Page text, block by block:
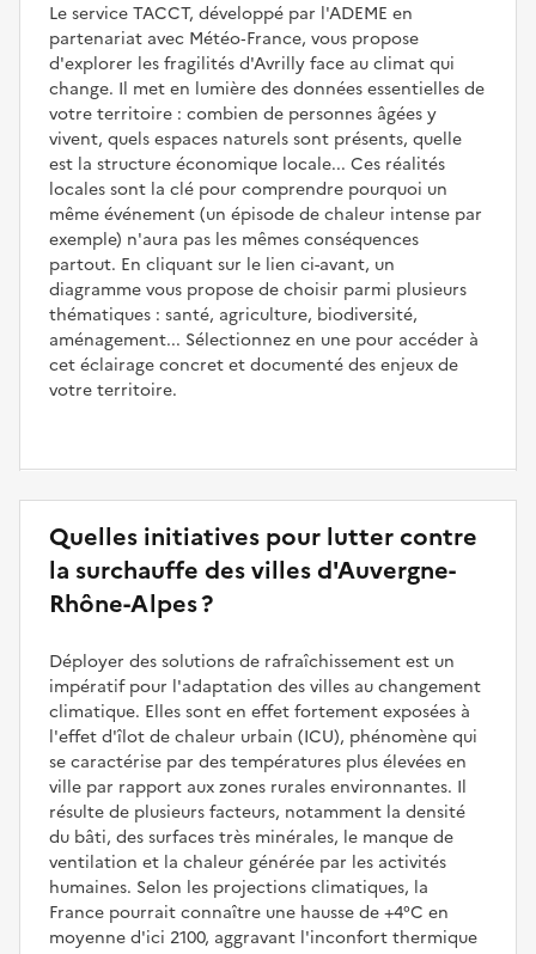
Le service TACCT, développé par l'ADEME en
partenariat avec Météo‑France, vous propose
d'explorer les fragilités d'Avrilly face au climat qui
change. Il met en lumière des données essentielles de
votre territoire : combien de personnes âgées y
vivent, quels espaces naturels sont présents, quelle
est la structure économique locale... Ces réalités
locales sont la clé pour comprendre pourquoi un
même événement (un épisode de chaleur intense par
exemple) n'aura pas les mêmes conséquences
partout. En cliquant sur le lien ci-avant, un
diagramme vous propose de choisir parmi plusieurs
thématiques : santé, agriculture, biodiversité,
aménagement... Sélectionnez en une pour accéder à
cet éclairage concret et documenté des enjeux de
votre territoire.
Quelles initiatives pour lutter contre
la surchauffe des villes d'Auvergne-
Rhône-Alpes ?
Déployer des solutions de rafraîchissement est un
impératif pour l'adaptation des villes au changement
climatique. Elles sont en effet fortement exposées à
l'effet d'îlot de chaleur urbain (ICU), phénomène qui
se caractérise par des températures plus élevées en
ville par rapport aux zones rurales environnantes. Il
résulte de plusieurs facteurs, notamment la densité
du bâti, des surfaces très minérales, le manque de
ventilation et la chaleur générée par les activités
humaines. Selon les projections climatiques, la
France pourrait connaître une hausse de +4°C en
moyenne d'ici 2100, aggravant l'inconfort thermique